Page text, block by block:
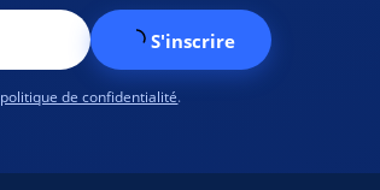
S'inscrire
politique de confidentialité.